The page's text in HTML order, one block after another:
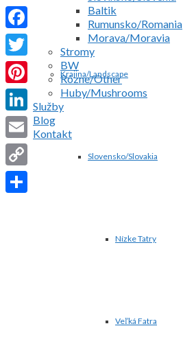
Krajina/Landscape
Slovensko/Slovakia
Nízke Tatry
Veľká Fatra
Baltik
Rumunsko/Romania
Morava/Moravia
Stromy
BW
Rôzne/Other
Huby/Mushrooms
Služby
Blog
Kontakt
Facebook
Twitter
Pinterest
LinkedIn
Email
Copy